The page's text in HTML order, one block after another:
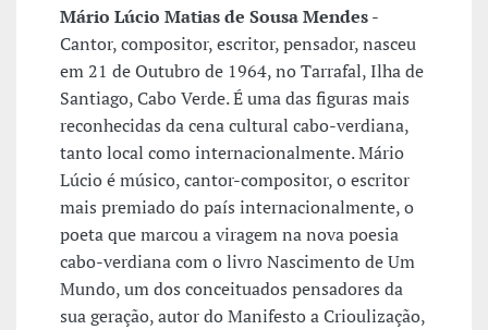
Mário Lúcio Matias de Sousa Mendes-
Cantor, compositor, escritor, pensador, nasceu
em 21 de Outubro de 1964, no Tarrafal, Ilha de
Santiago, Cabo Verde. É uma das figuras mais
reconhecidas da cena cultural cabo-verdiana,
tanto local como internacionalmente. Mário
Lúcio é músico, cantor-compositor, o escritor
mais premiado do país internacionalmente, o
poeta que marcou a viragem na nova poesia
cabo-verdiana com o livro Nascimento de Um
Mundo, um dos conceituados pensadores da
sua geração, autor do Manifesto a Crioulização,